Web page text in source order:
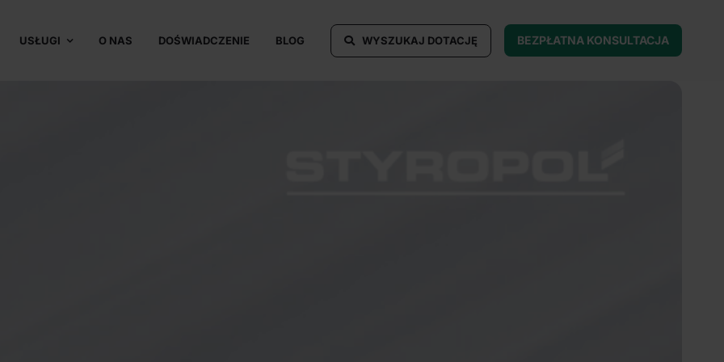
USŁUGI O NAS DOŚWIADCZENIE BLOG WYSZUKAJ DOTACJĘ BEZPŁATNA KONSULTACJA